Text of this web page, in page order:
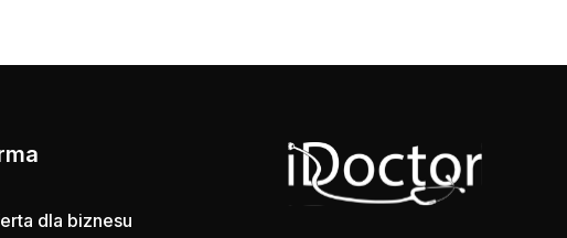
dla biznesu